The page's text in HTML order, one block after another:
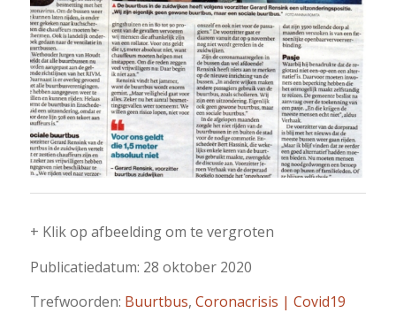
+ Klik op afbeelding om te vergroten
Publicatiedatum: 28 oktober 2020
Trefwoorden: Buurtbus, Coronacrisis | Covid19